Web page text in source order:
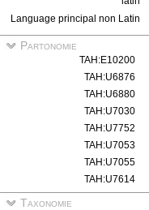
Language principal non Latin
Partonomie
TAH:E10200
TAH:U6876
TAH:U6880
TAH:U7030
TAH:U7752
TAH:U7053
TAH:U7055
TAH:U7614
Taxonomie